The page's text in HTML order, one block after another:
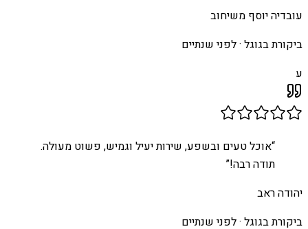
עובדיה יוסף משיחוב
ביקורת בגוגל ·לפני שנתיים
ע
“אוכל טעים ובשפע, שירות יעיל וגמיש, פשוט מעולה.
תודה רבה!”
יהודה ראב
ביקורת בגוגל ·לפני שנתיים